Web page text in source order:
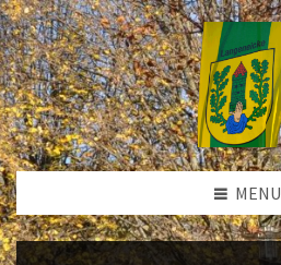
MENU